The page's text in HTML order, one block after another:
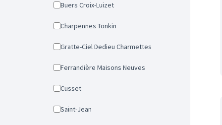
Buers Croix-Luizet
Charpennes Tonkin
Gratte-Ciel Dedieu Charmettes
Ferrandière Maisons Neuves
Cusset
Saint-Jean